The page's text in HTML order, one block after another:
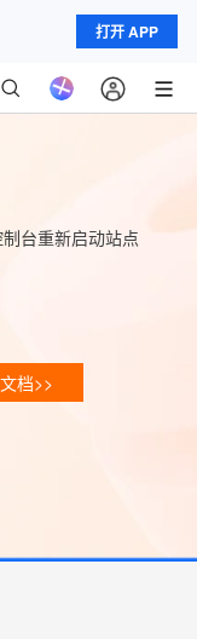
打开 APP
台重新启动站点
档>>